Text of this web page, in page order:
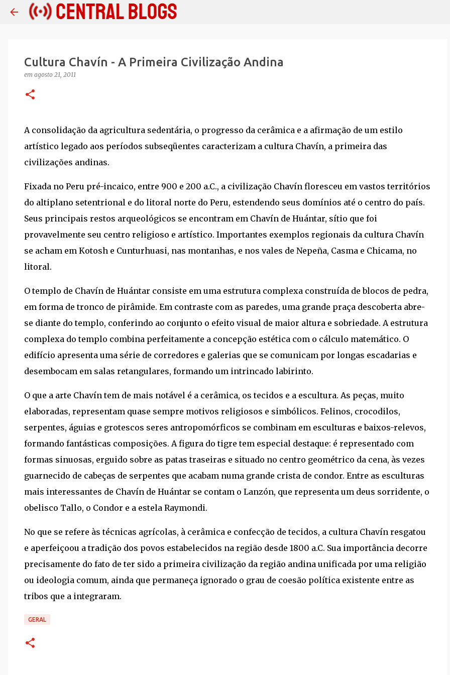
Cultura Chavín - A Primeira Civilização Andina
em agosto 21, 2011
A consolidação da agricultura sedentária, o progresso da cerâmica e a afirmação de um estilo
artístico legado aos períodos subseqüentes caracterizam a cultura Chavín, a primeira das
civilizações andinas.
Fixada no Peru pré-incaico, entre 900 e 200 a.C., a civilização Chavín floresceu em vastos territórios
do altiplano setentrional e do litoral norte do Peru, estendendo seus domínios até o centro do país.
Seus principais restos arqueológicos se encontram em Chavín de Huántar, sítio que foi
provavelmente seu centro religioso e artístico. Importantes exemplos regionais da cultura Chavín
se acham em Kotosh e Cunturhuasi, nas montanhas, e nos vales de Nepeña, Casma e Chicama, no
litoral.
O templo de Chavín de Huántar consiste em uma estrutura complexa construída de blocos de pedra,
em forma de tronco de pirâmide. Em contraste com as paredes, uma grande praça descoberta abre-
se diante do templo, conferindo ao conjunto o efeito visual de maior altura e sobriedade. A estrutura
complexa do templo combina perfeitamente a concepção estética com o cálculo matemático. O
edifício apresenta uma série de corredores e galerias que se comunicam por longas escadarias e
desembocam em salas retangulares, formando um intrincado labirinto.
O que a arte Chavín tem de mais notável é a cerâmica, os tecidos e a escultura. As peças, muito
elaboradas, representam quase sempre motivos religiosos e simbólicos. Felinos, crocodilos,
serpentes, águias e grotescos seres antropomórficos se combinam em esculturas e baixos-relevos,
formando fantásticas composições. A figura do tigre tem especial destaque: é representado com
formas sinuosas, erguido sobre as patas traseiras e situado no centro geométrico da cena, às vezes
guarnecido de cabeças de serpentes que acabam numa grande crista de condor. Entre as esculturas
mais interessantes de Chavín de Huántar se contam o Lanzón, que representa um deus sorridente, o
obelisco Tallo, o Condor e a estela Raymondi.
No que se refere às técnicas agrícolas, à cerâmica e confecção de tecidos, a cultura Chavín resgatou
e aperfeiçoou a tradição dos povos estabelecidos na região desde 1800 a.C. Sua importância decorre
precisamente do fato de ter sido a primeira civilização da região andina unificada por uma religião
ou ideologia comum, ainda que permaneça ignorado o grau de coesão política existente entre as
tribos que a integraram.
GERAL